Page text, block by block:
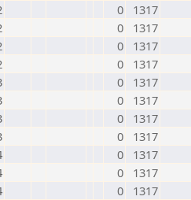
0
1317
0
1317
0
1317
0
1317
0
1317
0
1317
0
1317
0
1317
0
1317
0
1317
0
1317